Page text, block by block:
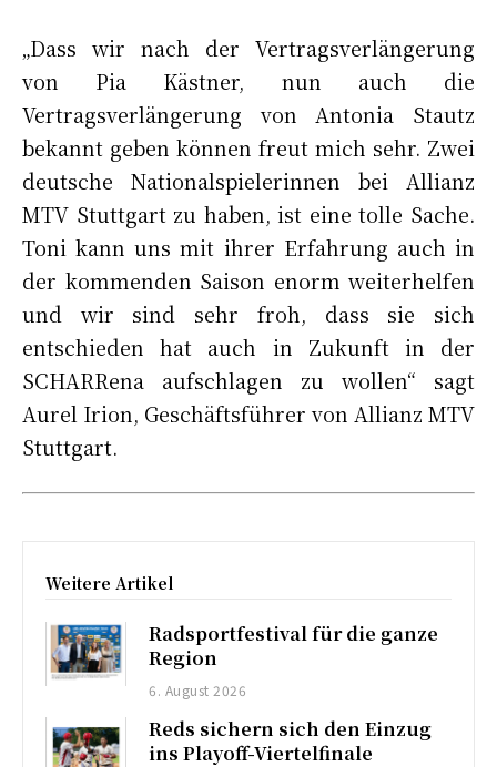
„Dass wir nach der Vertragsverlängerung
von Pia Kästner, nun auch die
Vertragsverlängerung von Antonia Stautz
bekannt geben können freut mich sehr. Zwei
deutsche Nationalspielerinnen bei Allianz
MTV Stuttgart zu haben, ist eine tolle Sache.
Toni kann uns mit ihrer Erfahrung auch in
der kommenden Saison enorm weiterhelfen
und wir sind sehr froh, dass sie sich
entschieden hat auch in Zukunft in der
SCHARRena aufschlagen zu wollen“ sagt
Aurel Irion, Geschäftsführer von Allianz MTV
Stuttgart.
Weitere Artikel
Radsportfestival für die ganze
Region
6. August 2026
Reds sichern sich den Einzug
ins Playoff-Viertelfinale